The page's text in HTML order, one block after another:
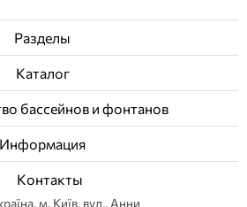
Разделы
Каталог
бассейнов и фонтанов
Информация
Контакты
м. Київ, вул., Анни